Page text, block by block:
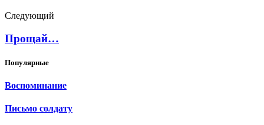
Следующий
Прощай…
Популярные
Воспоминание
Письмо солдату